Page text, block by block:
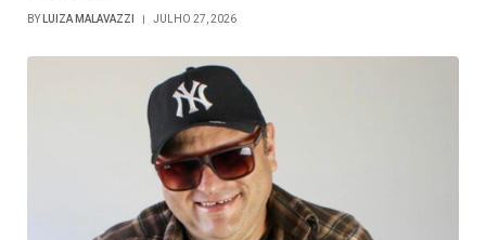
BY LUIZA MALAVAZZI JULHO 27, 2026